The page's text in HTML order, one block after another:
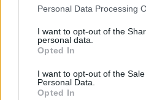
Please note that this website/
not limited to your visit or usage
grant or deny consent to
use your data for below
consent section.
Personal Data Processing
I want to opt-out of the
personal data.
Opted In
I want to opt-out of the
Personal Data.
Opted In
Ricevi le
daGoogle